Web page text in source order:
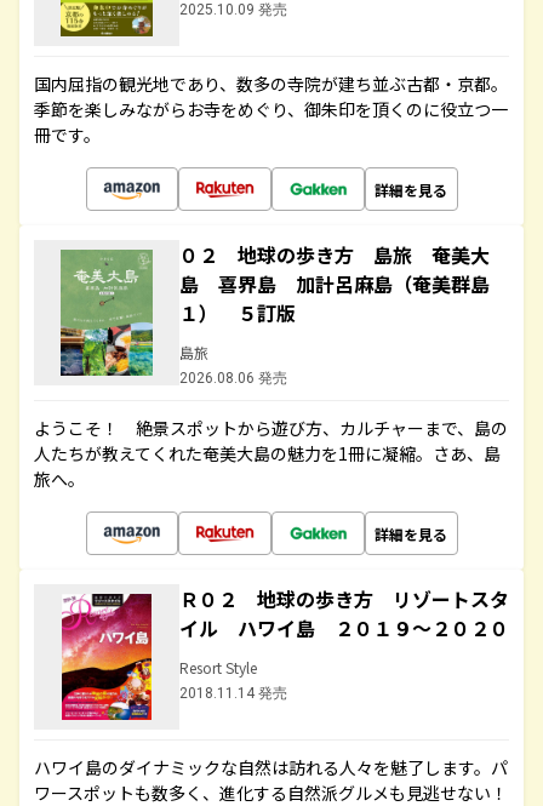
2025.10.09 発売
国内屈指の観光地であり、数多の寺院が建ち並ぶ古都・京都。
季節を楽しみながらお寺をめぐり、御朱印を頂くのに役立つ一
冊です。
詳細を見る
０２ 地球の歩き方 島旅 奄美大
島 喜界島 加計呂麻島（奄美群島
１） ５訂版
島旅
2026.08.06 発売
ようこそ！ 絶景スポットから遊び方、カルチャーまで、島の
人たちが教えてくれた奄美大島の魅力を1冊に凝縮。さあ、島
旅へ。
詳細を見る
Ｒ０２ 地球の歩き方 リゾートスタ
イル ハワイ島 ２０１９～２０２０
Resort Style
2018.11.14 発売
ハワイ島のダイナミックな自然は訪れる人々を魅了します。パ
ワースポットも数多く、進化する自然派グルメも見逃せない！